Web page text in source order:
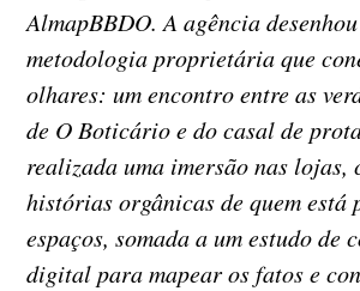
AlmapBBDO. A agência
metodologia proprietária que
olhares: um encontro entre as
de O Boticário e do casal de
realizada uma imersão nas lojas,
histórias orgânicas de quem está
espaços, somada a um estudo de
digital para mapear os fatos e